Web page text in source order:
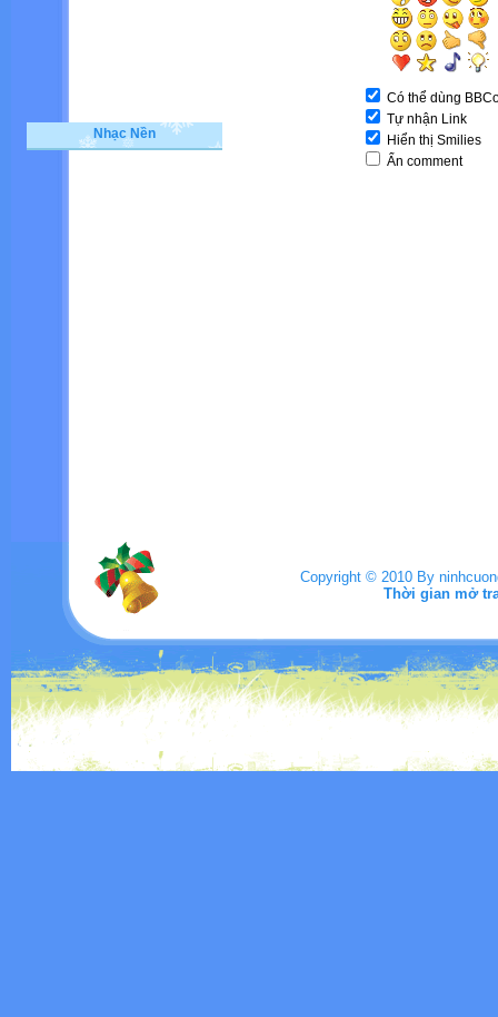
Có thể dùng
Tự nhận Link
Hiển thị Smilies
Ẩn comment
Nhạc Nền
Copyright © 2010 By
Thời gian mở